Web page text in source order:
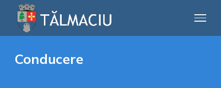
content
Conducere